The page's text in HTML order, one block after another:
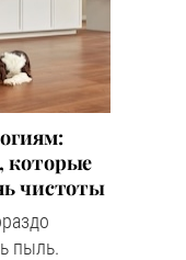
которые
чистоты
пыль.